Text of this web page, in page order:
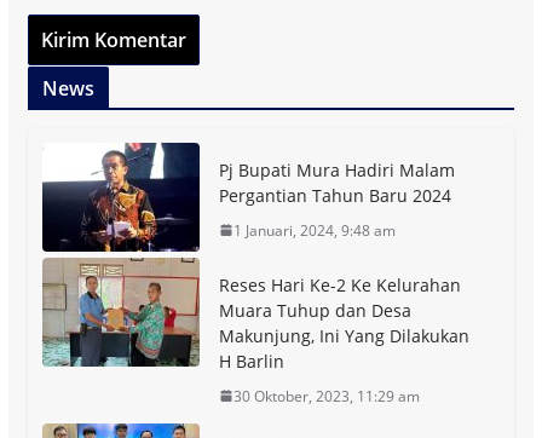
News
Pj Bupati Mura Hadiri Malam
Pergantian Tahun Baru 2024
1 Januari, 2024, 9:48 am
Reses Hari Ke-2 Ke Kelurahan
Muara Tuhup dan Desa
Makunjung, Ini Yang Dilakukan
H Barlin
30 Oktober, 2023, 11:29 am